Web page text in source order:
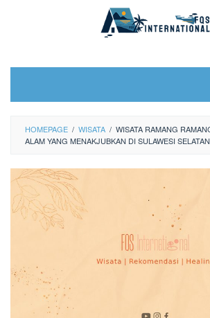
HOMEPAGE / WISATA / WISATA RAMANG
ALAM YANG MENAKJUBKAN DI SULAWESI SELATAN